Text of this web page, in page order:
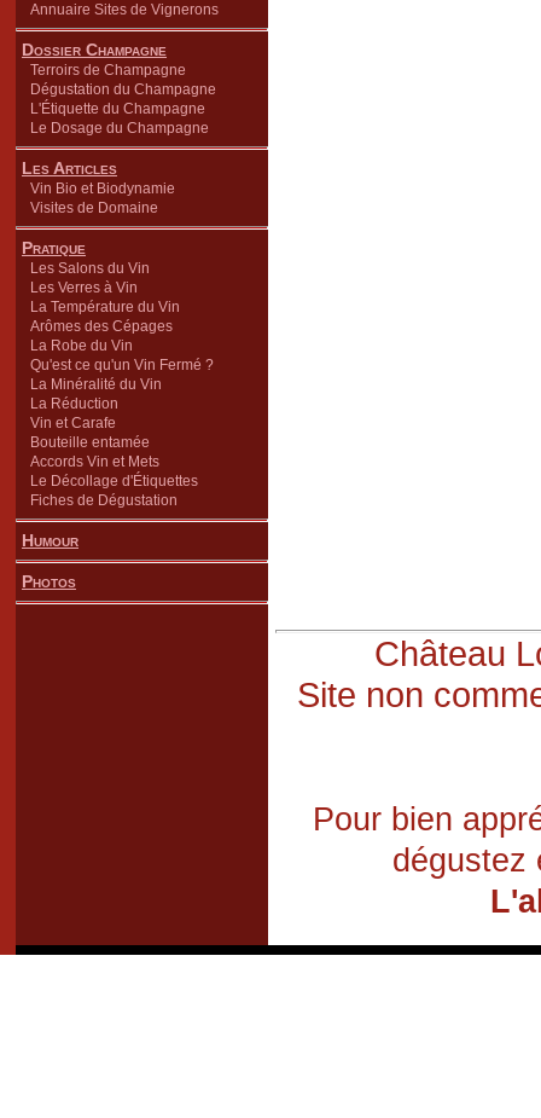
Annuaire Sites de Vignerons
Dossier Champagne
Terroirs de Champagne
Dégustation du Champagne
L'Étiquette du Champagne
Le Dosage du Champagne
Les Articles
Vin Bio et Biodynamie
Visites de Domaine
Pratique
Les Salons du Vin
Les Verres à Vin
La Température du Vin
Arômes des Cépages
La Robe du Vin
Qu'est ce qu'un Vin Fermé ?
La Minéralité du Vin
La Réduction
Vin et Carafe
Bouteille entamée
Accords Vin et Mets
Le Décollage d'Étiquettes
Fiches de Dégustation
Humour
Photos
Château
Site non
Pour bien
dégustez